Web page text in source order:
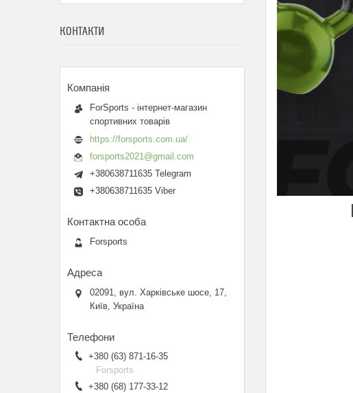
КОНТАКТИ
ForSports - інтернет-магазин
спортивних товарів
https://forsports.com.ua/
forsports2021@gmail.com
+380638711635 Telegram
+380638711635 Viber
Forsports
02091, вул. Харківське шосе, 17,
Київ, Україна
+380 (63) 871-16-35
Forsports
+380 (68) 177-33-12